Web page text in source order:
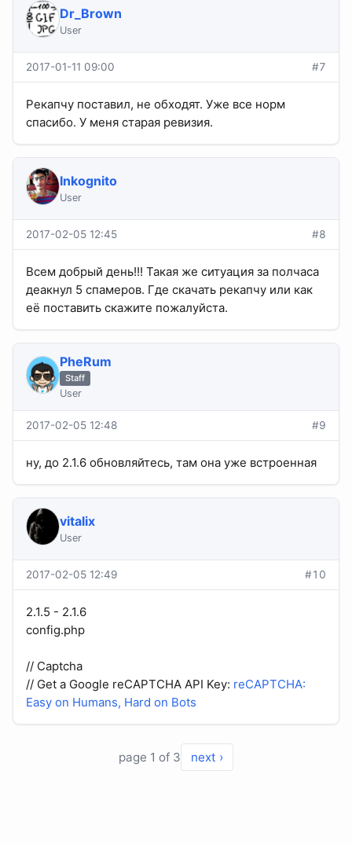
Dr_Brown
User
2017-01-11 09:00 #7
Рекапчу поставил, не обходят. Уже все норм
спасибо. У меня старая ревизия.
Inkognito
User
2017-02-05 12:45 #8
Всем добрый день!!! Такая же ситуация за полчаса
деакнул 5 спамеров. Где скачать рекапчу или как
её поставить скажите пожалуйста.
PheRum
Staff
User
2017-02-05 12:48 #9
ну, до 2.1.6 обновляйтесь, там она уже встроенная
vitalix
User
2017-02-05 12:49 #10
2.1.5 - 2.1.6
config.php
// Captcha
// Get a Google reCAPTCHA API Key: reCAPTCHA:
Easy on Humans, Hard on Bots
page 1 of 3 next ›